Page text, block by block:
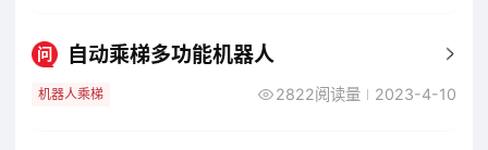
问 自动乘梯多功能机器人
机器人乘梯 2822阅读量 2023-4-10